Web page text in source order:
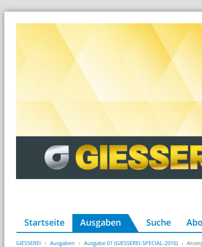
Startseite Ausgaben Suche Abo
GIESSEREI Ausgaben Ausgabe 01 (GIESSEREI-SPECIAL-2016)